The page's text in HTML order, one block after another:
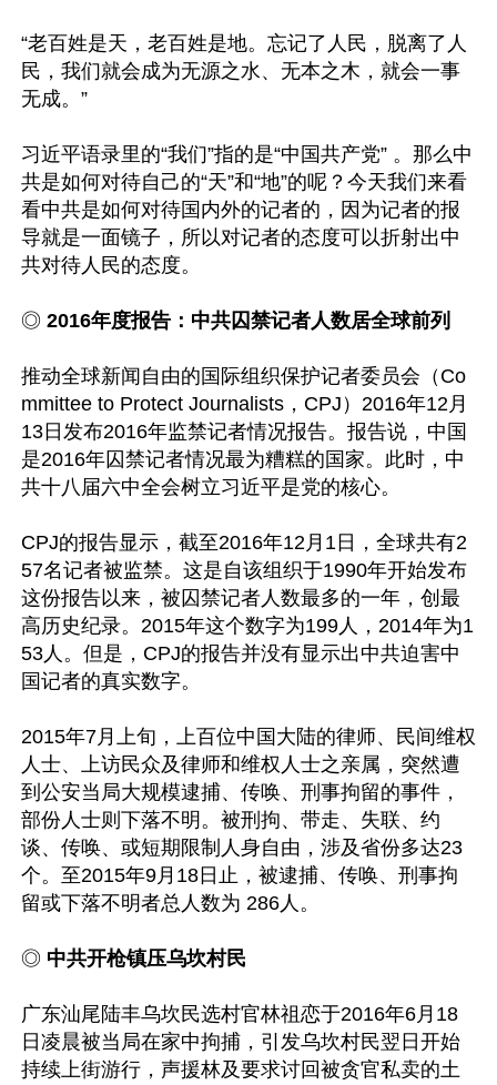
“老百姓是天，老百姓是地。忘记了人民，脱离了人
民，我们就会成为无源之水、无本之木，就会一事
无成。”
习近平语录里的“我们”指的是“中国共产党” 。那么中
共是如何对待自己的“天”和“地”的呢？今天我们来看
看中共是如何对待国内外的记者的，因为记者的报
导就是一面镜子，所以对记者的态度可以折射出中
共对待人民的态度。
◎ 2016年度报告：中共囚禁记者人数居全球前列
推动全球新闻自由的国际组织保护记者委员会（Co
mmittee to Protect Journalists，CPJ）2016年12月
13日发布2016年监禁记者情况报告。报告说，中国
是2016年囚禁记者情况最为糟糕的国家。此时，中
共十八届六中全会树立习近平是党的核心。
CPJ的报告显示，截至2016年12月1日，全球共有2
57名记者被监禁。这是自该组织于1990年开始发布
这份报告以来，被囚禁记者人数最多的一年，创最
高历史纪录。2015年这个数字为199人，2014年为1
53人。但是，CPJ的报告并没有显示出中共迫害中
国记者的真实数字。
2015年7月上旬，上百位中国大陆的律师、民间维权
人士、上访民众及律师和维权人士之亲属，突然遭
到公安当局大规模逮捕、传唤、刑事拘留的事件，
部份人士则下落不明。被刑拘、带走、失联、约
谈、传唤、或短期限制人身自由，涉及省份多达23
个。至2015年9月18日止，被逮捕、传唤、刑事拘
留或下落不明者总人数为 286人。
◎ 中共开枪镇压乌坎村民
广东汕尾陆丰乌坎民选村官林祖恋于2016年6月18
日凌晨被当局在家中拘捕，引发乌坎村民翌日开始
持续上街游行，声援林及要求讨回被贪官私卖的土